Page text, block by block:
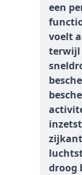
een
voelt
terwijl
droog